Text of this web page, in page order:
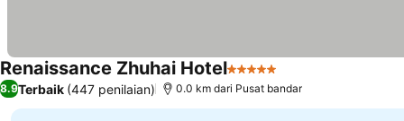
Renaissance Zhuhai Hotel5 Bintang
8.9Terbaik (447 penilaian) 0.0 km dari Pusat bandar